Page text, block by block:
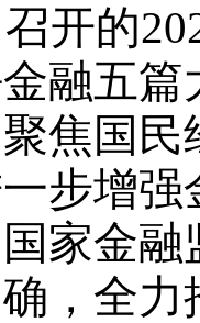
开的
融五
焦国
步增
国家金
， 全力